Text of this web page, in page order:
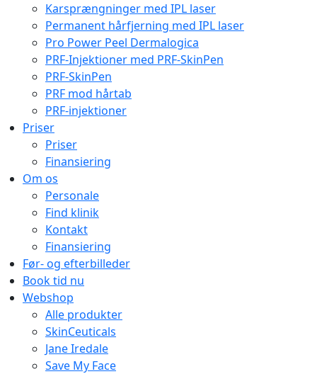
Karsprængninger med IPL laser
Permanent hårfjerning med IPL laser
Pro Power Peel Dermalogica
PRF-Injektioner med PRF-SkinPen
PRF-SkinPen
PRF mod hårtab
PRF-injektioner
Priser
Priser
Finansiering
Om os
Personale
Find klinik
Kontakt
Finansiering
Før- og efterbilleder
Book tid nu
Webshop
Alle produkter
SkinCeuticals
Jane Iredale
Save My Face